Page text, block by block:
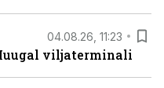
04.08.26, 11:23
viljaterminali